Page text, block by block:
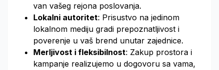
van vašeg rejona poslovanja.
Lokalni autoritet: Prisustvo na jedinom
lokalnom mediju gradi prepoznatljivost i
poverenje u vaš brend unutar zajednice.
Merljivost i fleksibilnost: Zakup prostora i
kampanje realizujemo u dogovoru sa vama,